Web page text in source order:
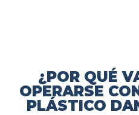
¿POR QUÉ
OPERARSE
PLÁSTICO